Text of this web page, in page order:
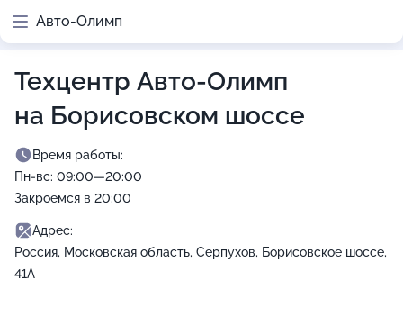
Авто-Олимп
Техцентр Авто-Олимп
на Борисовском шоссе
Время работы:
Пн-вс: 09:00—20:00
Закроемся в 20:00
Адрес:
Россия, Московская область, Серпухов, Борисовское шоссе,
41А